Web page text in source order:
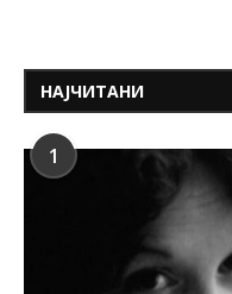
НАЈЧИТАНИ
1